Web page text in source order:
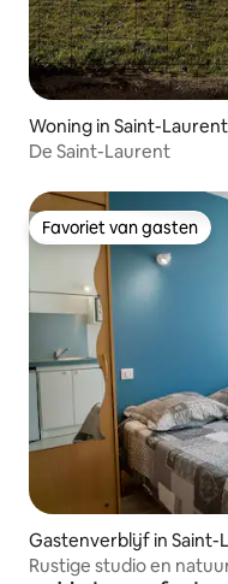
Woning in Saint-
De Saint-Laurent
Favoriet van gasten
Favoriet van gasten
Gastenverblijf in Saint-
Rustige studio en